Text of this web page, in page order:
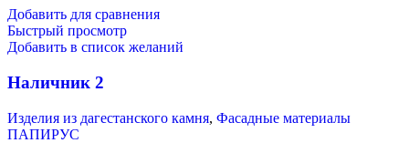
Добавить для сравнения
Быстрый просмотр
Добавить в список желаний
Наличник 2
Изделия из дагестанского камня, Фасадные материалы
ПАПИРУС